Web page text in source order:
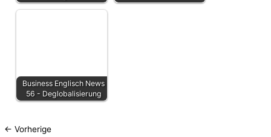
Business Englisch News
56 - Deglobalisierung
← Vorherige